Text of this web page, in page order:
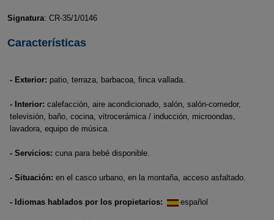
Signatura: CR-35/1/0146
Características
- Exterior: patio, terraza, barbacoa, finca vallada.
- Interior: calefacción, aire acondicionado, salón, salón-comedor,
televisión, baño, cocina, vitrocerámica / inducción, microondas,
lavadora, equipo de música.
- Servicios: cuna para bebé disponible.
- Situación: en el casco urbano, en la montaña, acceso asfaltado.
- Idiomas hablados por los propietarios: español